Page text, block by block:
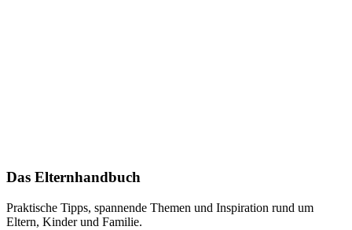
Das Elternhandbuch
Praktische Tipps, spannende Themen und Inspiration rund um
Eltern, Kinder und Familie.